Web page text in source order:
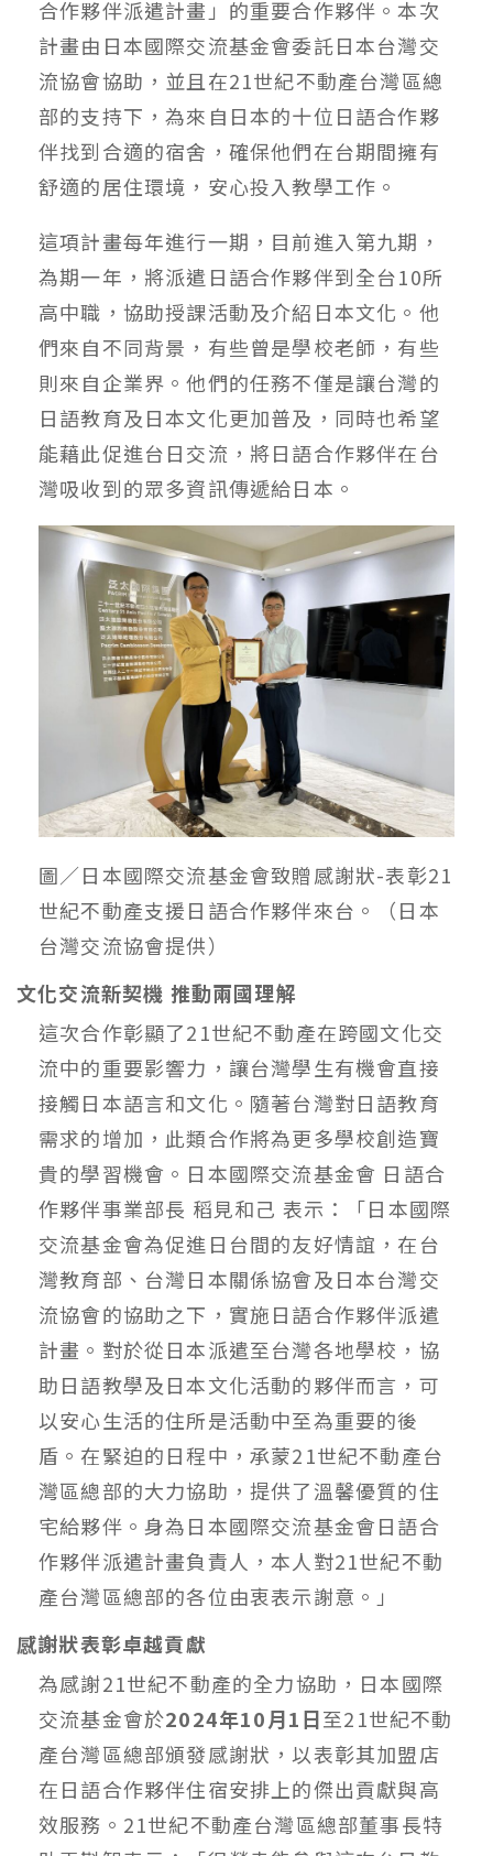
合作夥伴派遣計畫」的重要合作夥伴。本次
計畫由日本國際交流基金會委託日本台灣交
流協會協助，並且在21世紀不動產台灣區總
部的支持下，為來自日本的十位日語合作夥
伴找到合適的宿舍，確保他們在台期間擁有
舒適的居住環境，安心投入教學工作。
這項計畫每年進行一期，目前進入第九期，
為期一年，將派遣日語合作夥伴到全台10所
高中職，協助授課活動及介紹日本文化。他
們來自不同背景，有些曾是學校老師，有些
則來自企業界。他們的任務不僅是讓台灣的
日語教育及日本文化更加普及，同時也希望
能藉此促進台日交流，將日語合作夥伴在台
灣吸收到的眾多資訊傳遞給日本。
圖／日本國際交流基金會致贈感謝狀-表彰21
世紀不動產支援日語合作夥伴來台。（日本
台灣交流協會提供）
文化交流新契機 推動兩國理解
這次合作彰顯了21世紀不動產在跨國文化交
流中的重要影響力，讓台灣學生有機會直接
接觸日本語言和文化。隨著台灣對日語教育
需求的增加，此類合作將為更多學校創造寶
貴的學習機會。日本國際交流基金會 日語合
作夥伴事業部長 稻見和己 表示：「日本國際
交流基金會為促進日台間的友好情誼，在台
灣教育部、台灣日本關係協會及日本台灣交
流協會的協助之下，實施日語合作夥伴派遣
計畫。對於從日本派遣至台灣各地學校，協
助日語教學及日本文化活動的夥伴而言，可
以安心生活的住所是活動中至為重要的後
盾。在緊迫的日程中，承蒙21世紀不動產台
灣區總部的大力協助，提供了溫馨優質的住
宅給夥伴。身為日本國際交流基金會日語合
作夥伴派遣計畫負責人，本人對21世紀不動
產台灣區總部的各位由衷表示謝意。」
感謝狀表彰卓越貢獻
為感謝21世紀不動產的全力協助，日本國際
交流基金會於2024年10月1日至21世紀不動
產台灣區總部頒發感謝狀，以表彰其加盟店
在日語合作夥伴住宿安排上的傑出貢獻與高
效服務。21世紀不動產台灣區總部董事長特